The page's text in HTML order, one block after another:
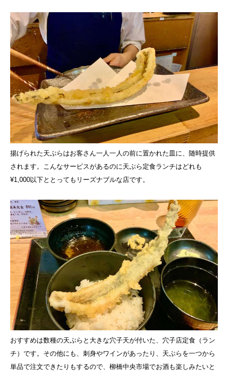
揚げられた天ぷらはお客さん一人一人の前に置かれた皿に、随時提供
されます。こんなサービスがあるのに天ぷら定食ランチはどれも
¥1,000以下ととってもリーズナブルな店です。
おすすめは数種の天ぷらと大きな穴子天が付いた、穴子店定食（ラン
チ）です。その他にも、刺身やワインがあったり、天ぷらを一つから
単品で注文できたりもするので、柳橋中央市場でお酒も楽しみたいと